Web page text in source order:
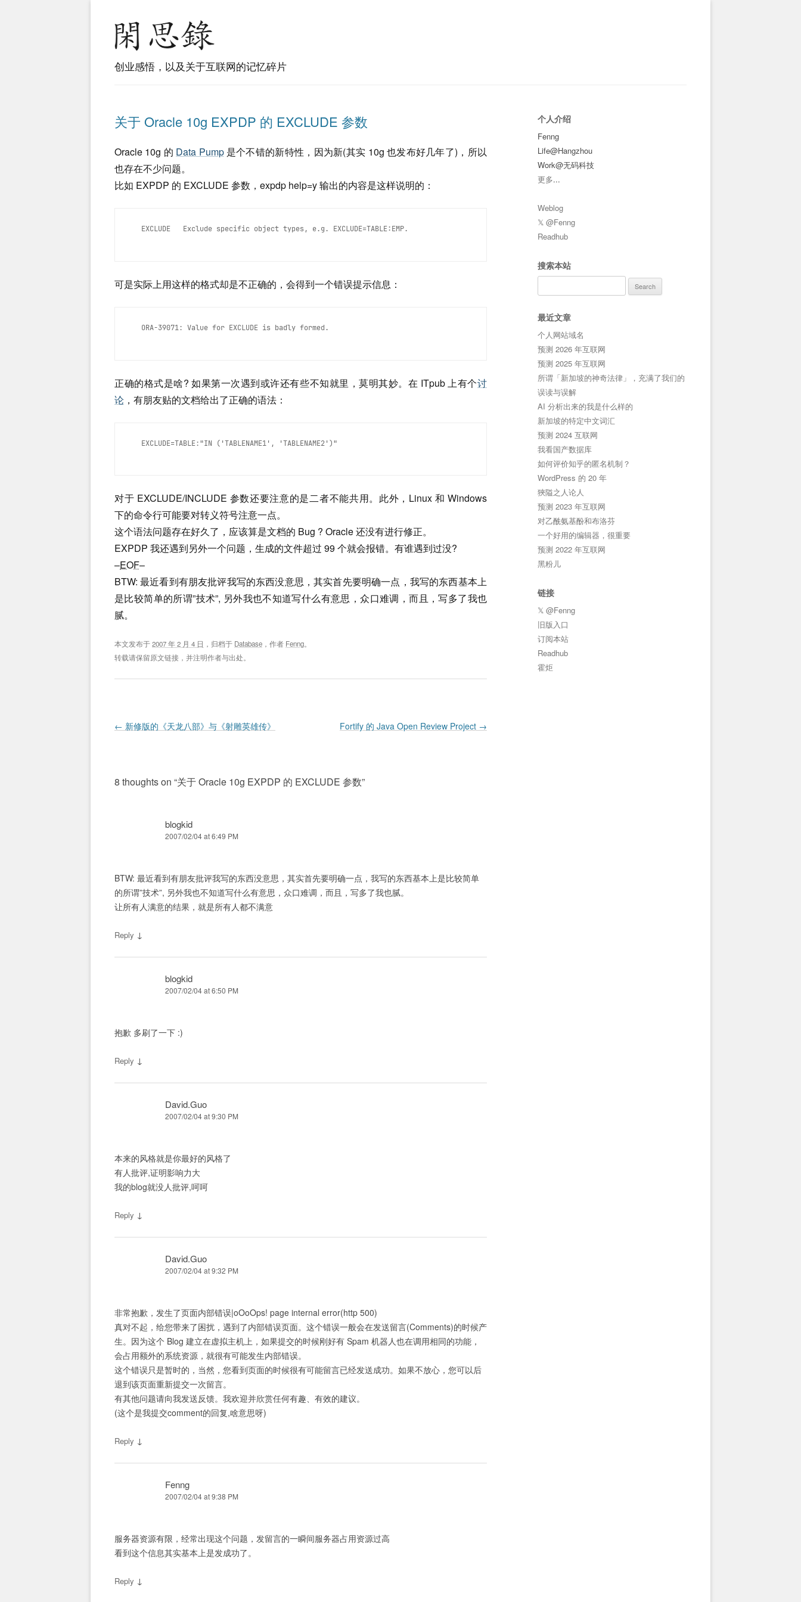
创业感悟，以及关于互联网的记忆碎片
关于 Oracle 10g EXPDP 的 EXCLUDE 参数
Oracle 10g 的 Data Pump是个不错的新特性，因为新(其实 10g 也发布好几年了)，所以
也存在不少问题。
比如 EXPDP 的 EXCLUDE 参数，expdp help=y 输出的内容是这样说明的：
EXCLUDE   Exclude specific object types, e.g. EXCLUDE=TABLE:EMP.
可是实际上用这样的格式却是不正确的，会得到一个错误提示信息：
ORA-39071: Value for EXCLUDE is badly formed.
正确的格式是啥? 如果第一次遇到或许还有些不知就里，莫明其妙。在 ITpub 上有个讨
论 ，有朋友贴的文档给出了正确的语法：
EXCLUDE=TABLE:"IN ('TABLENAME1', 'TABLENAME2')"
对于 EXCLUDE/INCLUDE 参数还要注意的是二者不能共用。此外，Linux 和 Windows
下的命令行可能要对转义符号注意一点。
这个语法问题存在好久了，应该算是文档的 Bug ? Oracle 还没有进行修正。
EXPDP 我还遇到另外一个问题，生成的文件超过 99 个就会报错。有谁遇到过没?
–EOF–
BTW: 最近看到有朋友批评我写的东西没意思，其实首先要明确一点，我写的东西基本上
是比较简单的所谓”技术”, 另外我也不知道写什么有意思，众口难调，而且，写多了我也
腻。
本文发布于2007 年 2 月 4 日 ，归档于 Database ，作者 Fenng。
转载请保留原文链接，并注明作者与出处。
Post navigation
← 新修版的《天龙八部》与《射雕英雄传》 Fortify 的 Java Open Review Project →
8 thoughts on “关于 Oracle 10g EXPDP 的 EXCLUDE 参数”
blogkid
2007/02/04 at 6:49 PM
BTW: 最近看到有朋友批评我写的东西没意思，其实首先要明确一点，我写的东西基本上是比较简单
的所谓”技术”, 另外我也不知道写什么有意思，众口难调，而且，写多了我也腻。
让所有人满意的结果，就是所有人都不满意
Reply ↓
blogkid
2007/02/04 at 6:50 PM
抱歉 多刷了一下 :)
Reply ↓
David.Guo
2007/02/04 at 9:30 PM
本来的风格就是你最好的风格了
有人批评,证明影响力大
我的blog就没人批评,呵呵
Reply ↓
David.Guo
2007/02/04 at 9:32 PM
非常抱歉，发生了页面内部错误|oOoOps! page internal error(http 500)
真对不起，给您带来了困扰，遇到了内部错误页面。这个错误一般会在发送留言(Comments)的时候产
生。因为这个 Blog 建立在虚拟主机上，如果提交的时候刚好有 Spam 机器人也在调用相同的功能，
会占用额外的系统资源，就很有可能发生内部错误。
这个错误只是暂时的，当然，您看到页面的时候很有可能留言已经发送成功。如果不放心，您可以后
退到该页面重新提交一次留言。
有其他问题请向我发送反馈。我欢迎并欣赏任何有趣、有效的建议。
(这个是我提交comment的回复,啥意思呀)
Reply ↓
Fenng
2007/02/04 at 9:38 PM
服务器资源有限，经常出现这个问题，发留言的一瞬间服务器占用资源过高
看到这个信息其实基本上是发成功了。
Reply ↓
个人介绍
Fenng
Life@Hangzhou
Work@无码科技
更多...
Weblog
𝕏 @Fenng
Readhub
搜索本站
for:
最近文章
个人网站域名
预测 2026 年互联网
预测 2025 年互联网
所谓「新加坡的神奇法律」，充满了我们的
误读与误解
AI 分析出来的我是什么样的
新加坡的特定中文词汇
预测 2024 互联网
我看国产数据库
如何评价知乎的匿名机制？
WordPress 的 20 年
狹隘之人论人
预测 2023 年互联网
对乙酰氨基酚和布洛芬
一个好用的编辑器，很重要
预测 2022 年互联网
黑粉儿
链接
𝕏 @Fenng
旧版入口
订阅本站
Readhub
霍炬